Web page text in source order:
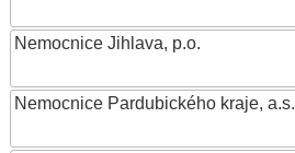
Nemocnice Jihlava, p.o.
Nemocnice Pardubického kraje, a.s.